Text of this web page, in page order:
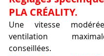
PLA CRÉALITY.
Une vitesse
ventilation
conseillées.